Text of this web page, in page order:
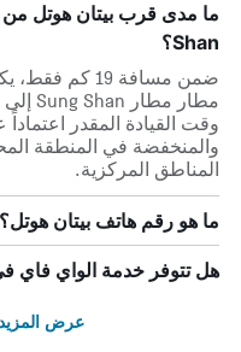
Shan؟
ضمن مسافة 19
وقت القيادة المقدر
والمنخفضة في المنطقة
المناطق المركزية.
ما هو رقم هاتف بيتان هوتل؟
هل تتوفر خدمة الواي فاي
عرض